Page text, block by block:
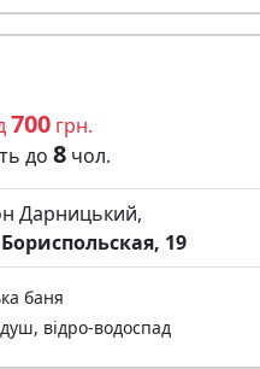
700грн.
до 8чол.
Дарницький,
19
баня
душ, відро-водоспад